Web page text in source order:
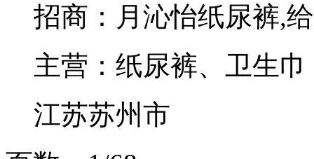
招商： 月沁怡纸尿裤,
主营： 纸尿裤、卫生巾
江苏苏州市